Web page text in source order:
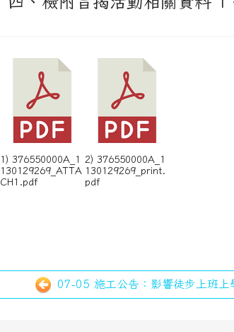
1) 376550000A_1
130129269_ATTA
CH1.pdf
2) 376550000A_1
130129269_print.
pdf
07-05 施工公告：影響徒步上班上